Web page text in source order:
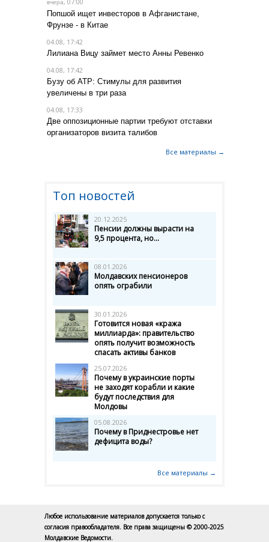
вчера
Попшой ищет инвесторов в Афганистане,
Фрунзе - в Китае
04.08, 17:42
Лилиана Вицу займет место Анны Ревенко
04.08, 17:42
Бузу об АТР: Стимулы для развития
увеличены в три раза
04.08, 17:33
Две оппозиционные партии требуют отставки
организаторов визита талибов
Все материалы →
Топ новостей
20.12.2025
Пенсии должны вырасти на
9,5 процента, но...
08.01.2026
Молдавских пенсионеров
опять ограбили
30.01.2026
Готовится новая «кража
миллиарда»: правительство
опять получит возможность
спасать активы банков
25.07.2026
Почему в украинские порты
не заходят корабли и какие
будут последствия для
Молдовы
05.08.2026
Почему в Приднестровье нет
дефицита воды?
Все материалы →
Любое использование материалов допускается только с
согласия правообладателя. Все права защищены © 2000-2025
Молдавские Ведомости.